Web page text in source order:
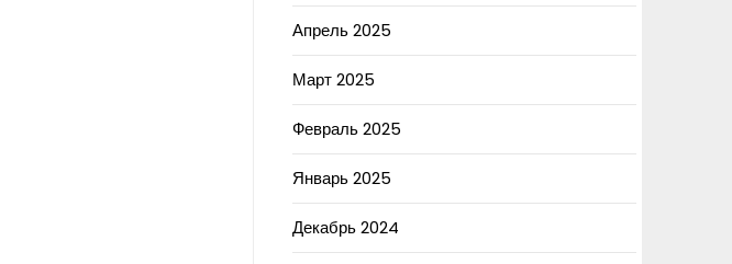
Апрель 2025
Март 2025
Февраль 2025
Январь 2025
Декабрь 2024